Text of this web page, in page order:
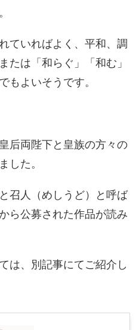
ていればよく、平和、調
たは「和らぐ」「和む」
もよいそうです。
后両陛下と皇族の方々の
した。
召人（めしうど）と呼ば
ら公募された作品が読み
は、別記事にてご紹介し